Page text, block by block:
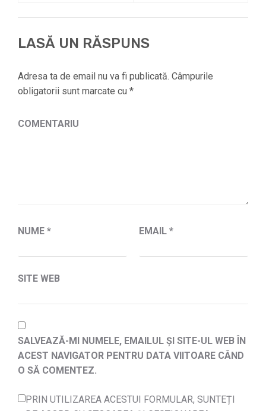
LASĂ UN RĂSPUNS
Adresa ta de email nu va fi publicată. Câmpurile
obligatorii sunt marcate cu *
COMENTARIU
NUME * EMAIL *
SITE WEB
SALVEAZĂ-MI NUMELE, EMAILUL ȘI SITE-UL WEB ÎN
ACEST NAVIGATOR PENTRU DATA VIITOARE CÂND
O SĂ COMENTEZ.
PRIN UTILIZAREA ACESTUI FORMULAR, SUNTEȚI